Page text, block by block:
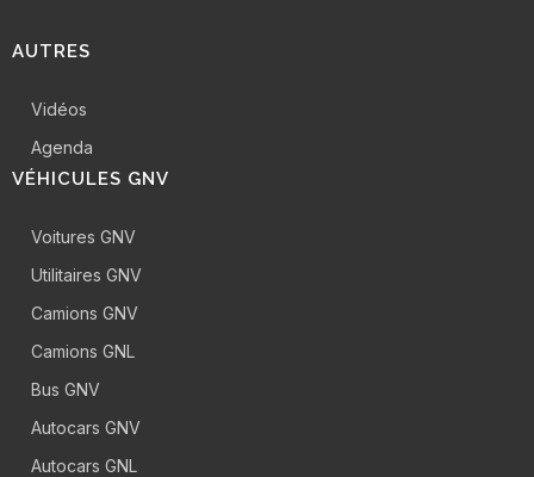
AUTRES
Vidéos
Agenda
VÉHICULES GNV
Voitures GNV
Utilitaires GNV
Camions GNV
Camions GNL
Bus GNV
Autocars GNV
Autocars GNL